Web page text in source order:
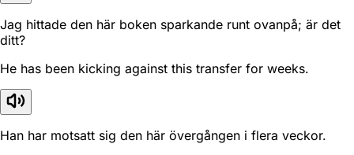
Jag hittade den här boken sparkande runt ovanpå; är det
ditt?
He has been kicking against this transfer for weeks.
Han har motsatt sig den här övergången i flera veckor.